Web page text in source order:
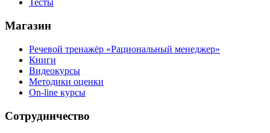
Тесты
Магазин
Речевой тренажёр «Рациональный менеджер»
Книги
Видеокурсы
Методики оценки
On-line курсы
Сотрудничество